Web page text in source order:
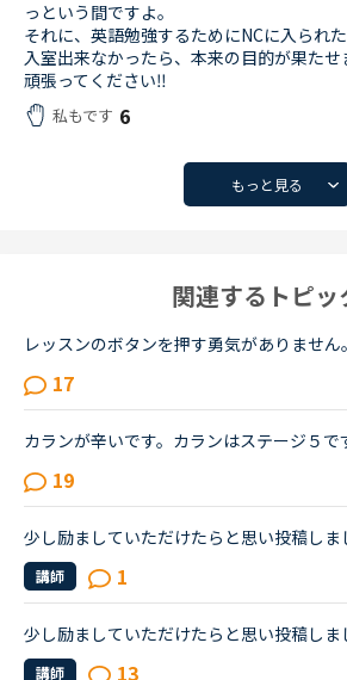
っという間ですよ。
それに、英語勉強するためにNCに入られ
入室出来なかったら、本来の目的が果たせ
頑張ってください‼︎
私もです 6
もっと見る
関連するトピッ
17
19
講師 1
講師 13